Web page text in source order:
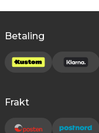
Betaling
Frakt